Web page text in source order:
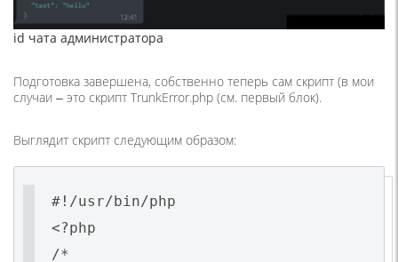
id чата администратора
Подготовка завершена, собственно теперь сам скрипт (в мои
случаи ‒ это скрипт TrunkError.php (см. первый блок).
Выглядит скрипт следующим образом:
#!/usr/bin/php
<?php
/*